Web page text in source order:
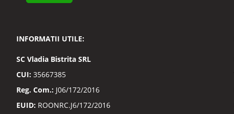
Buletinele
INFORMATII UTILE:
SC Vladia Bistrita SRL
CUI: 35667385
Reg. Com.: J06/172/2016
EUID: ROONRC.J6/172/2016